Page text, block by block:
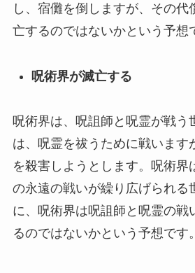
し、宿儺を倒しますが、その代
亡するのではないかという予想
呪術界が滅亡する
呪術界は、呪詛師と呪霊が戦う
は、呪霊を祓うために戦います
を殺害しようとします。呪術界
の永遠の戦いが繰り広げられる
に、呪術界は呪詛師と呪霊の戦
るのではないかという予想です。